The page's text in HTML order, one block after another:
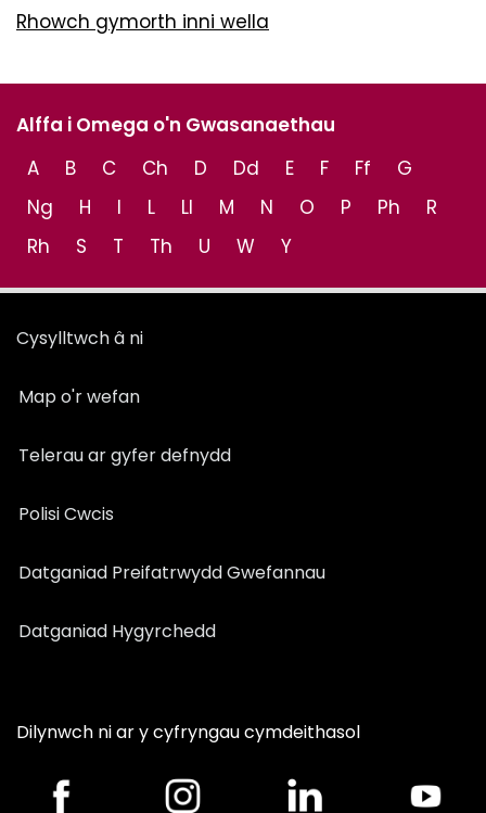
Rhowch gymorth inni wella
Alffa i Omega o'n Gwasanaethau
A
B C Ch D Dd E F Ff
G
Ng
H I L Ll M N O P Ph
R
Rh
S T Th U W Y
Cysylltwch â ni
Map o'r wefan
Telerau ar gyfer defnydd
Polisi Cwcis
Datganiad Preifatrwydd Gwefannau
Datganiad Hygyrchedd
Dilynwch ni ar y cyfryngau cymdeithasol